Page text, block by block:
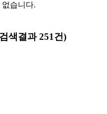
없습니다.
색결과 251건)